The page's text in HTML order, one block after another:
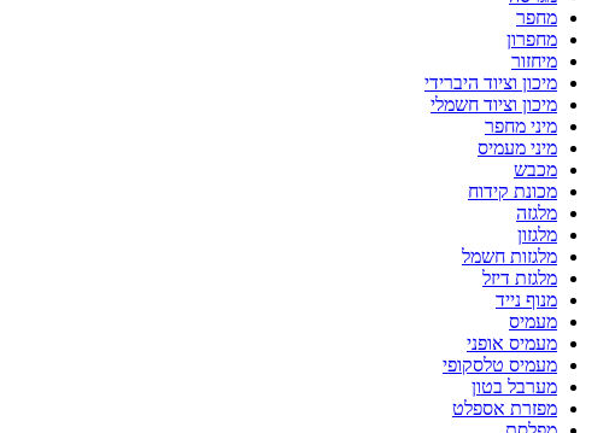
מחפר
מחפרון
מיחזור
מיכון וציוד היברידי
מיכון וציוד חשמלי
מיני מחפר
מיני מעמיס
מכבש
מכונת קידוח
מלגזה
מלגזון
מלגזות חשמל
מלגזת דיזל
מנוף נייד
מעמיס
מעמיס אופני
מעמיס טלסקופי
מערבל בטון
מפזרת אספלט